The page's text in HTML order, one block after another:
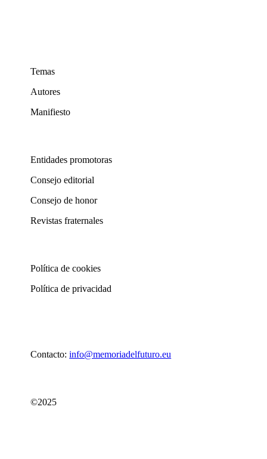
Temas
Autores
Manifiesto
Entidades promotoras
Consejo editorial
Consejo de honor
Revistas fraternales
Política de cookies
Política de privacidad
Contacto:info@memoriadelfuturo.eu
©2025